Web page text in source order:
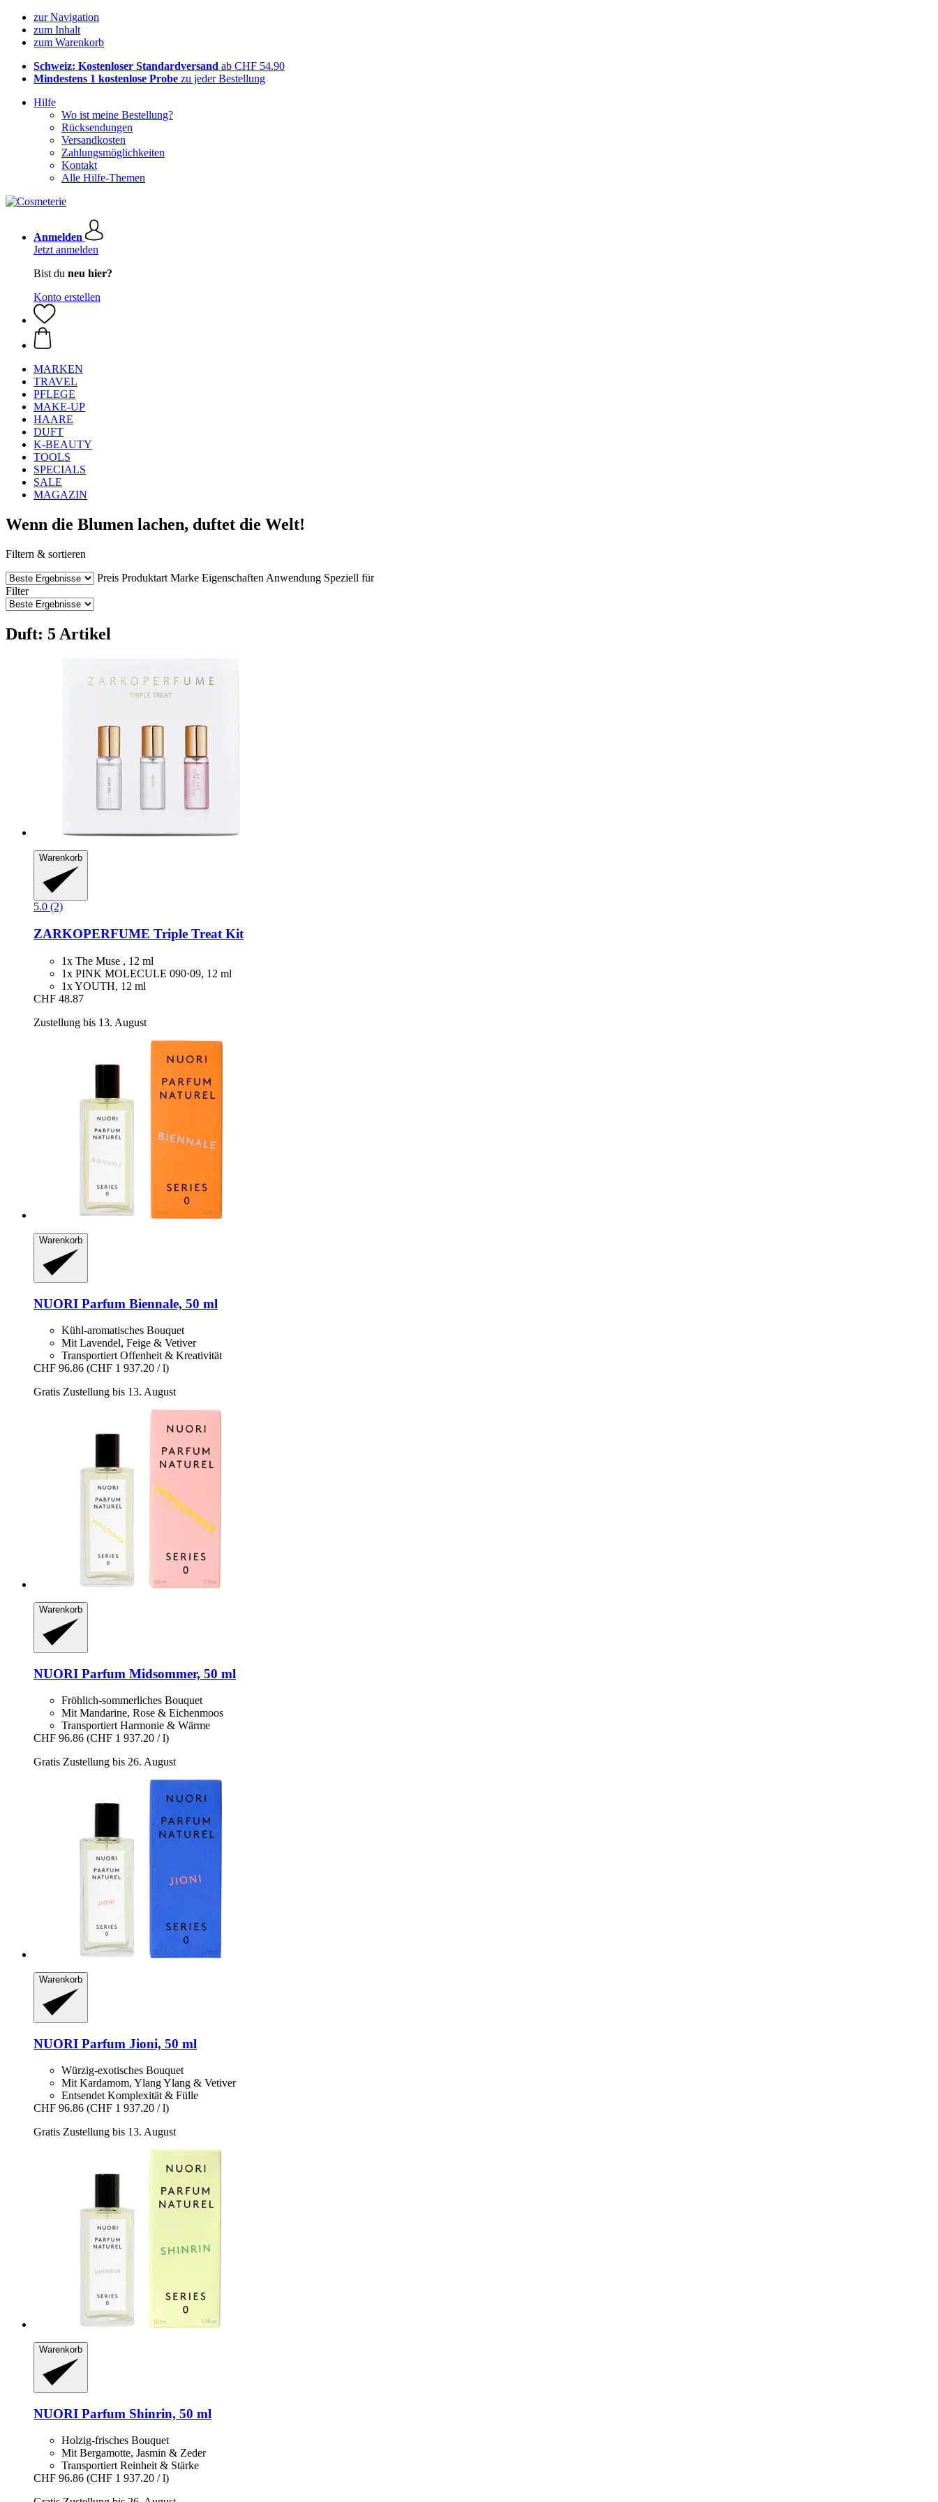
zur Navigation
zum Inhalt
zum Warenkorb
Schweiz: Kostenloser Standardversand ab CHF 54.90
Mindestens 1 kostenlose Probe zu jeder Bestellung
Hilfe
Wo ist meine Bestellung?
Rücksendungen
Versandkosten
Zahlungsmöglichkeiten
Kontakt
Alle Hilfe-Themen
Anmelden
Jetzt anmelden
Bist du neu hier?
Konto erstellen
MARKEN
TRAVEL
PFLEGE
MAKE-UP
HAARE
DUFT
K-BEAUTY
TOOLS
SPECIALS
SALE
MAGAZIN
Wenn die Blumen lachen, duftet die Welt!
Filtern & sortieren
Preis Produktart Marke Eigenschaften Anwendung Speziell für
Filter
Duft: 5 Artikel
Warenkorb
5.0 (2)
ZARKOPERFUME Triple Treat Kit
1x The Muse , 12 ml
1x PINK MOLECULE 090·09, 12 ml
1x YOUTH, 12 ml
CHF 48.87
Zustellung bis 13. August
Warenkorb
NUORI Parfum Biennale, 50 ml
Kühl-aromatisches Bouquet
Mit Lavendel, Feige & Vetiver
Transportiert Offenheit & Kreativität
CHF 96.86 (CHF 1 937.20 / l)
Gratis Zustellung bis 13. August
Warenkorb
NUORI Parfum Midsommer, 50 ml
Fröhlich-sommerliches Bouquet
Mit Mandarine, Rose & Eichenmoos
Transportiert Harmonie & Wärme
CHF 96.86 (CHF 1 937.20 / l)
Gratis Zustellung bis 26. August
Warenkorb
NUORI Parfum Jioni, 50 ml
Würzig-exotisches Bouquet
Mit Kardamom, Ylang Ylang & Vetiver
Entsendet Komplexität & Fülle
CHF 96.86 (CHF 1 937.20 / l)
Gratis Zustellung bis 13. August
Warenkorb
NUORI Parfum Shinrin, 50 ml
Holzig-frisches Bouquet
Mit Bergamotte, Jasmin & Zeder
Transportiert Reinheit & Stärke
CHF 96.86 (CHF 1 937.20 / l)